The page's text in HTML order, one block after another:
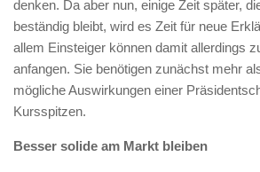
denken. Da aber nun, einige Zeit später,
beständig bleibt, wird es Zeit für neue
allem Einsteiger können damit allerdings
anfangen. Sie benötigen zunächst mehr
mögliche Auswirkungen einer
Kursspitzen.
Besser solide am Markt bleiben